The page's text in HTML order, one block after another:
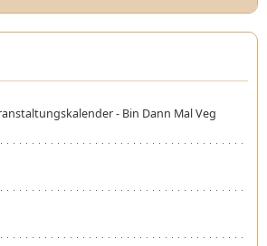
- Bin Dann Mal Veg